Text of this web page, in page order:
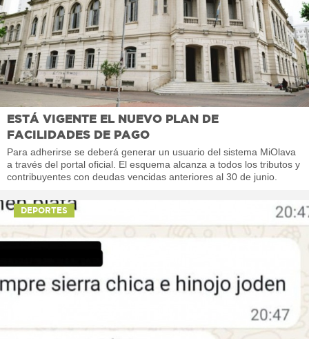
ESTÁ VIGENTE EL NUEVO PLAN DE
FACILIDADES DE PAGO
Para adherirse se deberá generar un usuario del sistema MiOlava
a través del portal oficial. El esquema alcanza a todos los tributos y
contribuyentes con deudas vencidas anteriores al 30 de junio.
DEPORTES